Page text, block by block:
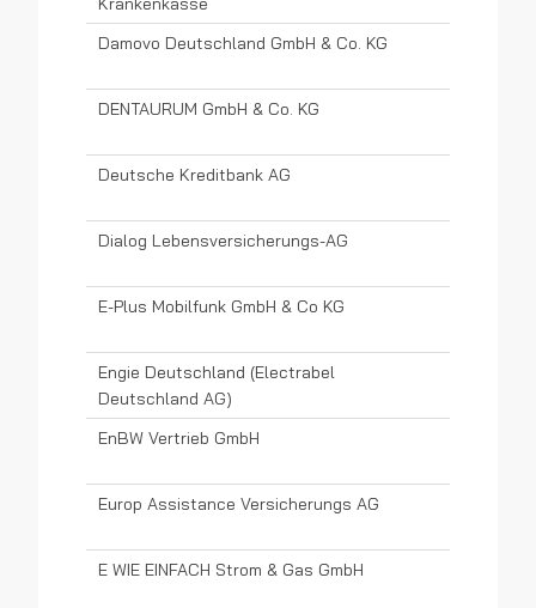
Damovo Deutschland GmbH & Co. KG
DENTAURUM GmbH & Co. KG
Deutsche Kreditbank AG
Dialog Lebensversicherungs-AG
E-Plus Mobilfunk GmbH & Co KG
Engie Deutschland (Electrabel
Deutschland AG)
EnBW Vertrieb GmbH
Europ Assistance Versicherungs AG
E WIE EINFACH Strom & Gas GmbH